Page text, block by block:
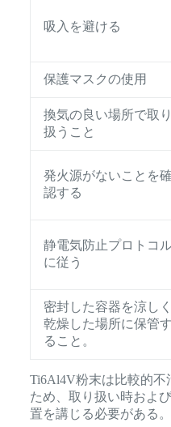
吸入を避ける
保護マスクの使用
換気の良い場所で取り
扱うこと
発火源がないことを確
認する
静電気防止プロトコ
に従う
密封した容器を涼しく
乾燥した場所に保管す
ること。
Ti6Al4V粉末は比較的不
ため、取り扱い時およ
置を講じる必要がある。